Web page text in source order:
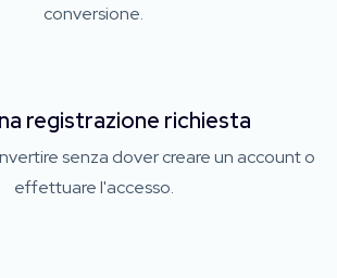
conversione.
registrazione richiesta
senza dover creare un account o
effettuare l'accesso.